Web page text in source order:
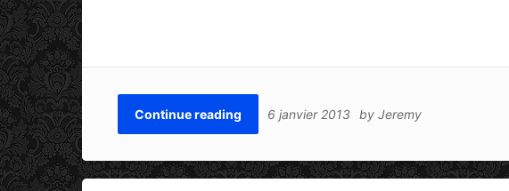
Continue reading 6 janvier 2013 by Jeremy